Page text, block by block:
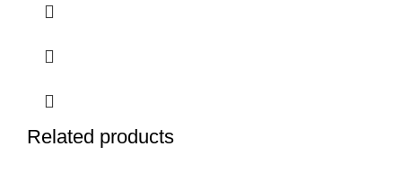
Related products